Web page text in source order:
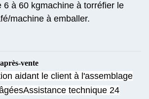
6 à 60 kgmachine à torréfier le
machine à emballer.
vente
aidant le client à l'assemblage
Assistance technique 24